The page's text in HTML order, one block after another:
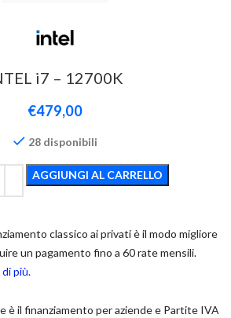
i7 – 12700K
€479,00
28 disponibili
AGGIUNGI AL CARRELLO
classico ai privati è il modo migliore
un pagamento fino a 60 rate mensili.
più.
è il finanziamento per aziende e Partite IVA